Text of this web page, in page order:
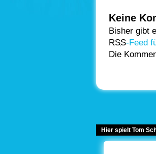
Keine
Bisher gibt
RSS-Feed
Die
Hier spielt Tom